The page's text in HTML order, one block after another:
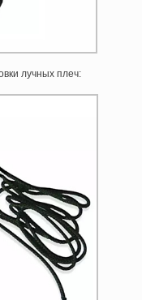
лучных плеч: